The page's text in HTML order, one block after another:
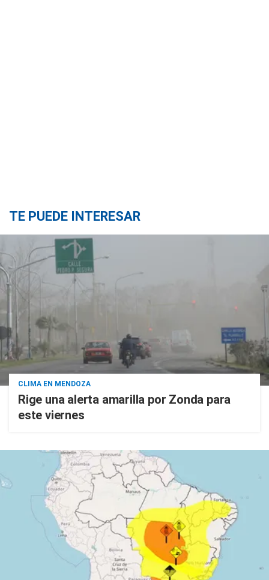
TE PUEDE INTERESAR
CLIMA EN MENDOZA
Rige una alerta amarilla por Zonda para
este viernes